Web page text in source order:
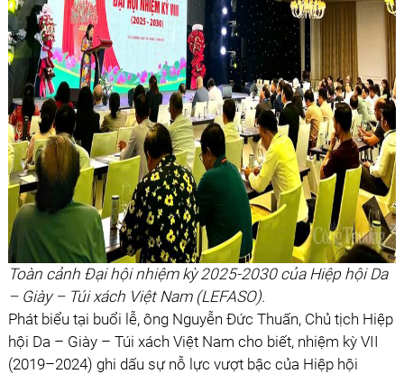
Toàn cảnh Đại hội nhiệm kỳ 2025-2030 của Hiệp hội Da
– Giày – Túi xách Việt Nam (LEFASO).
Phát biểu tại buổi lễ, ông Nguyễn Đức Thuấn, Chủ tịch Hiệp
hội Da – Giày – Túi xách Việt Nam cho biết, nhiệm kỳ VII
(2019–2024) ghi dấu sự nỗ lực vượt bậc của Hiệp hội